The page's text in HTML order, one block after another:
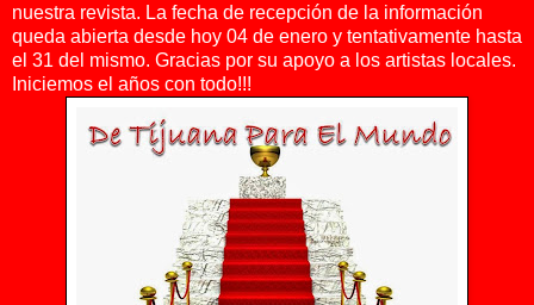
nuestra revista. La fecha de recepción de la información
queda abierta desde hoy 04 de enero y tentativamente hasta
el 31 del mismo. Gracias por su apoyo a los artistas locales.
Iniciemos el años con todo!!!